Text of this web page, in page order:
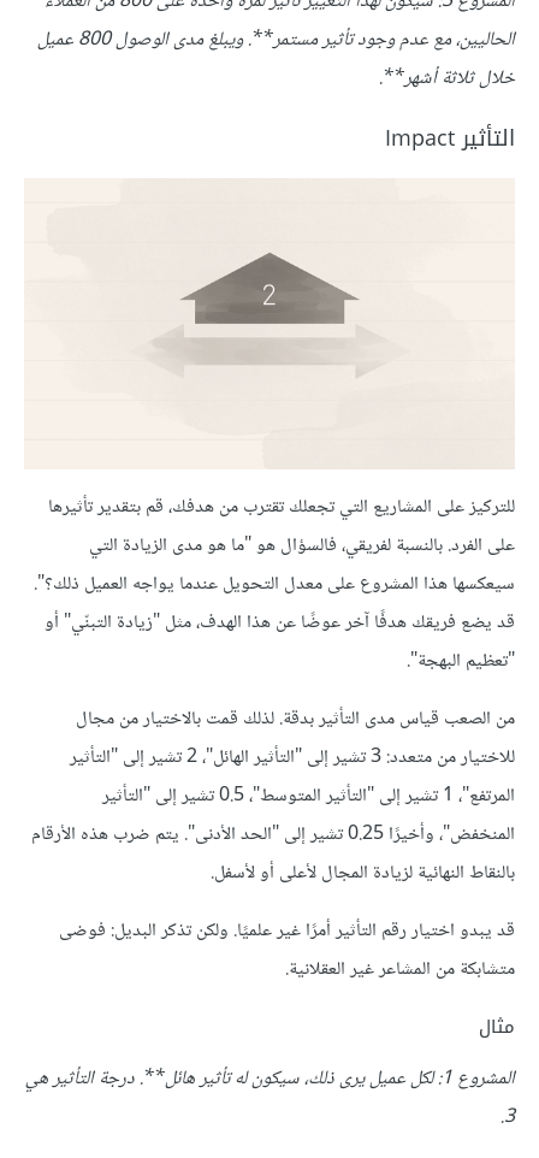
الحاليين، مع عدم وجود تأثير مستمر**.ويبلغ مدى الوصول800عميل
خلال ثلاثة أشهر**.
التأثير Impact
للتركيز على المشاريع التي تجعلك تقترب من هدفك، قم بتقدير تأثيرها
على الفرد. بالنسبة لفريقي، فالسؤال هو "ما هو مدى الزيادة التي
سيعكسها هذا المشروع على معدل التحويل عندما يواجه العميل ذلك؟".
قد يضع فريقك هدفًا آخر عوضًا عن هذا الهدف، مثل "زيادة التبنّي" أو
"تعظيم البهجة".
من الصعب قياس مدى التأثير بدقة. لذلك قمت بالاختيار من مجال
للاختيار من متعدد: 3 تشير إلى "التأثير الهائل"، 2 تشير إلى "التأثير
المرتفع"، 1 تشير إلى "التأثير المتوسط"، 0.5 تشير إلى "التأثير
المنخفض"، وأخيرًا 0.25 تشير إلى "الحد الأدنى". يتم ضرب هذه الأرقام
بالنقاط النهائية لزيادة المجال لأعلى أو لأسفل.
قد يبدو اختيار رقم التأثير أمرًا غير علميًا. ولكن تذكر البديل: فوضى
متشابكة من المشاعر غير العقلانية.
مثال
المشروع1: لكل عميل يرى ذلك، سيكون له تأثير هائل**.درجة التأثير هي
3.